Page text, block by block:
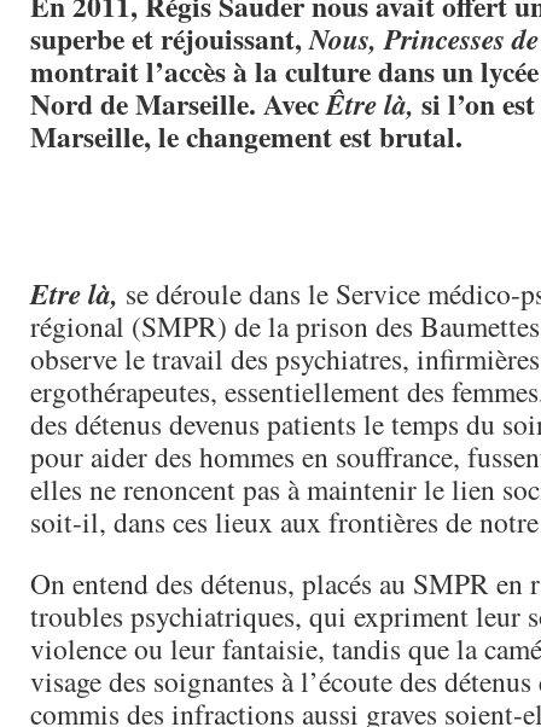
superbe et réjouissant,Nous, Princesses
montrait l’accès à la culture dans un
Nord de Marseille. AvecÊtre là, si l’on
Marseille, le changement est brutal.
Etre là, se déroule dans le Service médico-
régional (SMPR) de la prison des
observe le travail des psychiatres,
ergothérapeutes, essentiellement des
des détenus devenus patients le temps du
pour aider des hommes en souffrance,
elles ne renoncent pas à maintenir le lien
soit-il, dans ces lieux aux frontières de
On entend des détenus, placés au SMPR en
troubles psychiatriques, qui expriment leur
violence ou leur fantaisie, tandis que la
visage des soignantes à l’écoute des
commis des infractions aussi graves soient-